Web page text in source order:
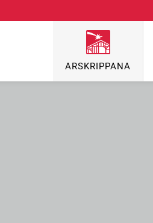
ARSKRIPPANA